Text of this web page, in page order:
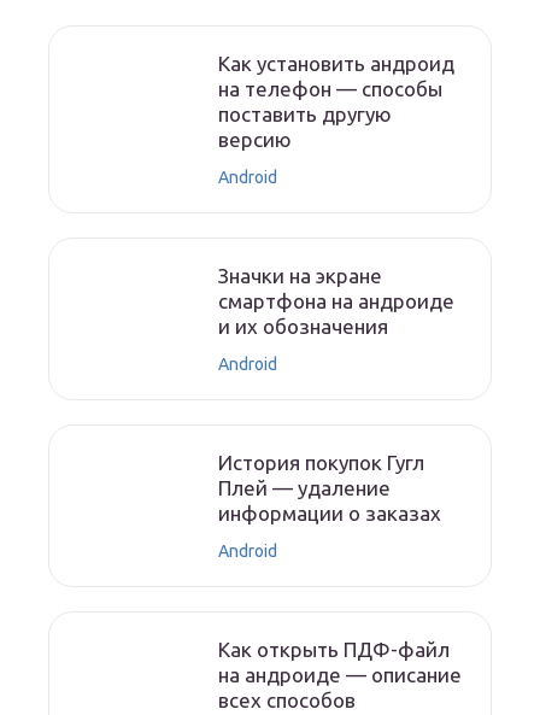
Как установить андроид
на телефон — способы
поставить другую
версию
Android
Значки на экране
смартфона на андроиде
и их обозначения
Android
История покупок Гугл
Плей — удаление
информации о заказах
Android
Как открыть ПДФ-файл
на андроиде — описание
всех способов